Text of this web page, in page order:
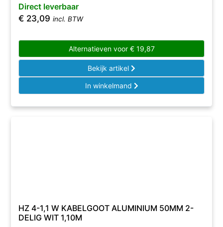
Direct leverbaar
€ 23,09 incl. BTW
Alternatieven voor €19,87
Bekijk artikel
In winkelmand
HZ 4-1,1 W KABELGOOT ALUMINIUM 50MM 2-
DELIG WIT 1,10M